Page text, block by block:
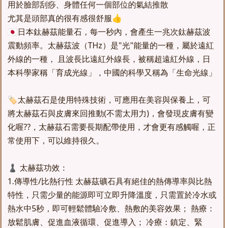
用於臉部刮痧、身體任何一個部位的氣結推散
尤其是頭部真的很有感很舒服👍
🇯🇵日本鈦赫茲能量石，每一秒內，會產生一兆次鈦赫茲波
震動頻率。太赫茲波（THz）是"光"能量的一種，屬於遠紅
外線的一種， 且波長比遠紅外線長，被稱超遠紅外線，日
本科學家稱「育成光線」，中國的科學又稱為「生命光線」
🏷太赫茲石是使用特殊技術，可應用在美容與保養上，可
將太赫茲石與皮膚來回推動(不需太用力)，會發現皮膚有變
化喔??，太赫茲石需要長期配帶使用，才會更有感觸喔，正
常使用下，可以維持很久。
♟️ 太赫茲功效：
1.傳導性/比熱行性 太赫茲礦石具有絕佳的熱傳導率與比熱
特性，只需少量的能源即可立即升降溫度，只需置於冷水或
熱水中5秒，即可輕鬆體驗冷敷、熱敷的美容效果； 熱療：
放鬆肌膚、促進血液循環、促進導入； 冷療：鎮定、緊